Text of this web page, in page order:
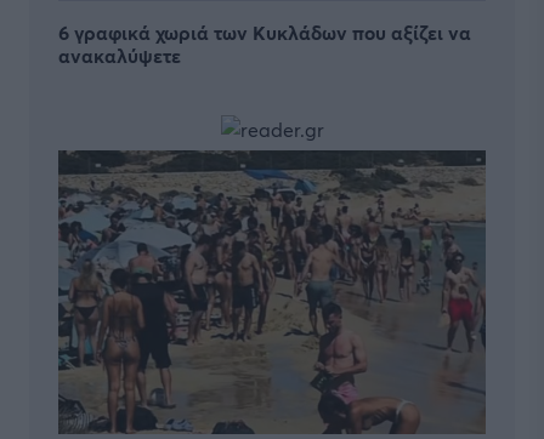
6 γραφικά χωριά των Κυκλάδων που αξίζει να
ανακαλύψετε